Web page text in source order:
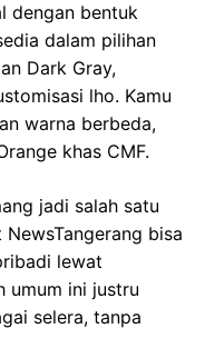
dengan bentuk
dalam pilihan
Dark Gray,
lho. Kamu
warna berbeda,
khas CMF.
jadi salah satu
bisa
lewat
umum ini justru
selera, tanpa